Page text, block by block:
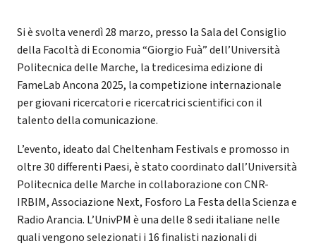
Si è svolta venerdì 28 marzo, presso la Sala del Consiglio
della Facoltà di Economia “Giorgio Fuà” dell’Università
Politecnica delle Marche, la tredicesima edizione di
FameLab Ancona 2025, la competizione internazionale
per giovani ricercatori e ricercatrici scientifici con il
talento della comunicazione.
L’evento, ideato dal Cheltenham Festivals e promosso in
oltre 30 differenti Paesi, è stato coordinato dall’Università
Politecnica delle Marche in collaborazione con CNR-
IRBIM, Associazione Next, Fosforo La Festa della Scienza e
Radio Arancia. L’UnivPM è una delle 8 sedi italiane nelle
quali vengono selezionati i 16 finalisti nazionali di